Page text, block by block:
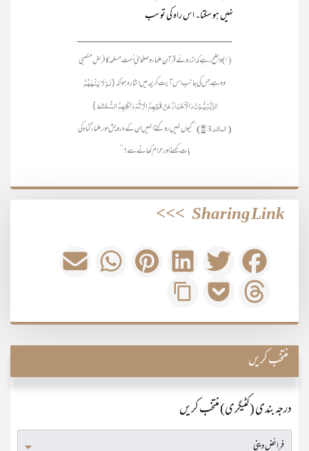
نہیں ہو سکتا۔ اس راہ کی تو سب
____________________________
(۱) واضح رہے کہ ازروئے قرآن علماء و صلحائِ اُمت مسلمہ کا فرضِ منصبی
وہ ہے جس کی جانب اس آیت کریمہ میں اشارہ ہوا کہ{لَـوْ لَا یَنْھٰھُمُ
الرَّبّٰنِیُّـوْنَ وَالْاَحْبَارُ عَنْ قَوْلِھِمُ الْاِثْمَ وَاَکْلِھِمُ السُّحْتَط}
(المائدۃ:۶۳)
’’کیوں نہیں روکتے انہیں ان کے درویش اور علماء گناہ کی
بات کہنے اور حرام کھانے سے؟‘‘
Sharing Link
>>>
منتخب کریں
درجہ بندی (کٹیگری) منتخب کریں